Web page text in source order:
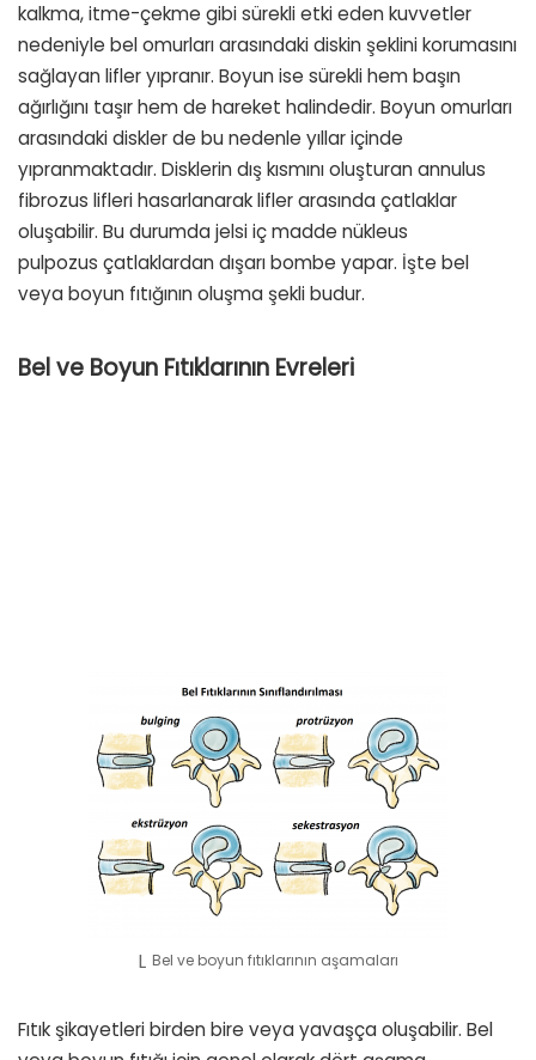
kalkma, itme-çekme gibi sürekli etki eden kuvvetler
nedeniyle bel omurları arasındaki diskin şeklini korumasını
sağlayan lifler yıpranır. Boyun ise sürekli hem başın
ağırlığını taşır hem de hareket halindedir. Boyun omurları
arasındaki diskler de bu nedenle yıllar içinde
yıpranmaktadır. Disklerin dış kısmını oluşturan annulus
fibrozus lifleri hasarlanarak lifler arasında çatlaklar
oluşabilir. Bu durumda jelsi iç madde nükleus
pulpozus çatlaklardan dışarı bombe yapar. İşte bel
veya boyun fıtığının oluşma şekli budur.
Bel ve Boyun Fıtıklarının Evreleri
Bel ve boyun fıtıklarının aşamaları
Fıtık şikayetleri birden bire veya yavaşça oluşabilir. Bel